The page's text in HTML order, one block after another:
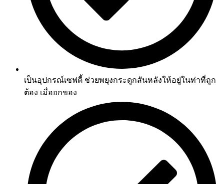
เป็นอุปกรณ์เซฟตี้ ช่วยพยุงกระดูกสันหลังให้อยู่ในท่าที่ถูก
ต้อง เมื่อยกของ